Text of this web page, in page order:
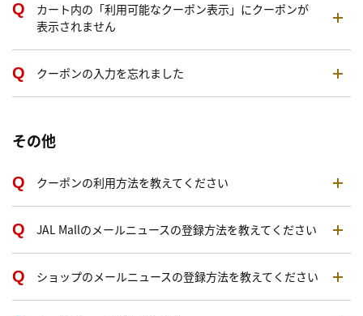
カート内の「利用可能なクーポン表示」にクーポンが
表示されません
クーポンの入力を忘れました
その他
クーポンの利用方法を教えてください
JAL Mallのメールニュースの登録方法を教えてください
ショップのメールニュースの登録方法を教えてください